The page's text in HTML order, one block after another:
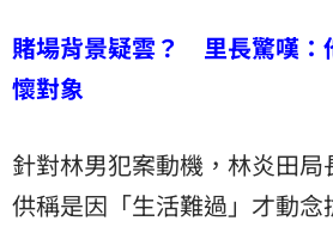
賭場背景疑雲？ 里長驚嘆：
懷對象
針對林男犯案動機，林炎田
供稱是因「生活難過」才動